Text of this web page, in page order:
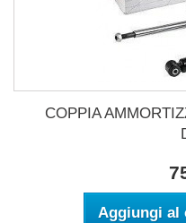
COPPIA
Aggiungi al